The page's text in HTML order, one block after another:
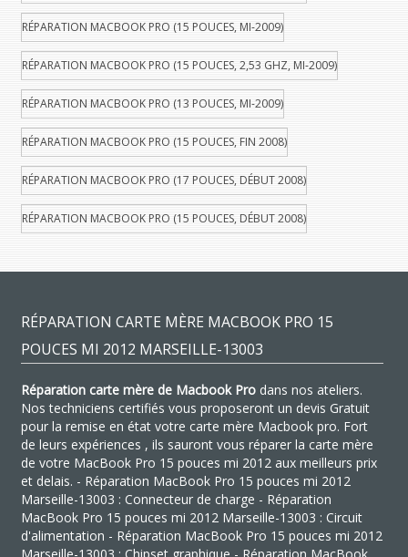
RÉPARATION MACBOOK PRO (15 POUCES, MI-2009)
RÉPARATION MACBOOK PRO (15 POUCES, 2,53 GHZ, MI-2009)
RÉPARATION MACBOOK PRO (13 POUCES, MI-2009)
RÉPARATION MACBOOK PRO (15 POUCES, FIN 2008)
RÉPARATION MACBOOK PRO (17 POUCES, DÉBUT 2008)
RÉPARATION MACBOOK PRO (15 POUCES, DÉBUT 2008)
RÉPARATION CARTE MÈRE MACBOOK PRO 15
POUCES MI 2012 MARSEILLE-13003
Réparation carte mère de Macbook Prodans nos ateliers.
Nos techniciens certifiés vous proposeront un devis Gratuit
pour la remise en état votre carte mère Macbook pro. Fort
de leurs expériences , ils sauront vous réparer la carte mère
de votre MacBook Pro 15 pouces mi 2012 aux meilleurs prix
et delais. - Réparation MacBook Pro 15 pouces mi 2012
Marseille-13003 : Connecteur de charge - Réparation
MacBook Pro 15 pouces mi 2012 Marseille-13003 : Circuit
d'alimentation - Réparation MacBook Pro 15 pouces mi 2012